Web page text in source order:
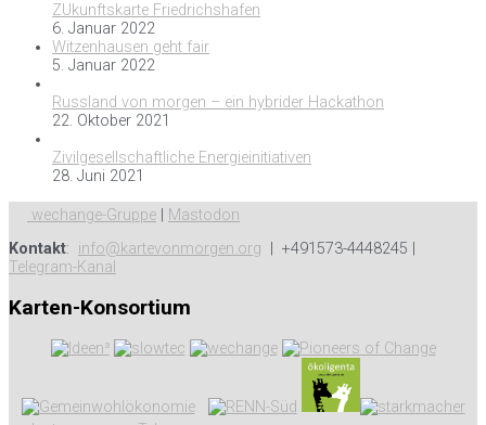
ZUkunftskarte Friedrichshafen
6. Januar 2022
Witzenhausen geht fair
5. Januar 2022
Russland von morgen – ein hybrider Hackathon
22. Oktober 2021
Zivilgesellschaftliche Energieinitiativen
28. Juni 2021
wechange-Gruppe
Mastodon
Kontakt: info@kartevonmorgen.org | +491573-4448245 |
Telegram-Kanal
Karten-Konsortium